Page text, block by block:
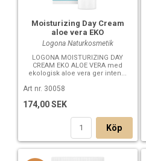
Moisturizing Day Cream
aloe vera EKO
Logona Naturkosmetik
LOGONA MOISTURIZING DAY
CREAM EKO ALOE VERA med
ekologisk aloe vera ger inten...
Art nr. 30058
174,00 SEK
Köp